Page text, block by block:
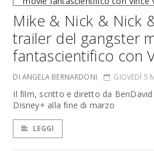
Mike & Nick & Nick
trailer del gangster
fantascientifico con
DI ANGELA BERNARDONI GIOVEDÌ 5
Il film, scritto e diretto da BenDavid
Disney+ alla fine di marzo
LEGGI